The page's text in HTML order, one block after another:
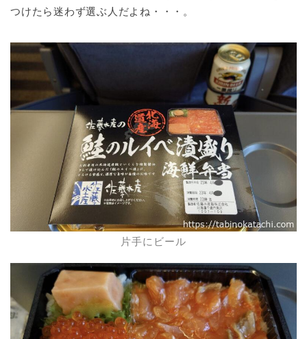
つけたら迷わず選ぶ人だよね・・・。
片手にビール